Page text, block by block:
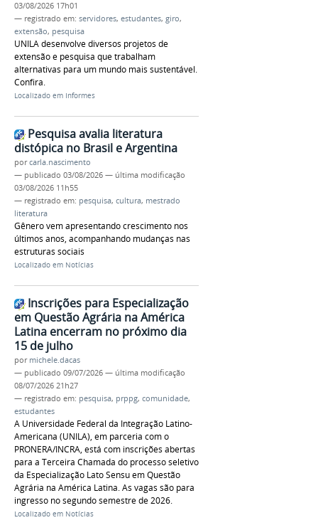
03/08/2026 17h01
— registrado em: servidores, estudantes, giro,
extensão, pesquisa
UNILA desenvolve diversos projetos de
extensão e pesquisa que trabalham
alternativas para um mundo mais sustentável.
Confira.
Localizado em Informes
Pesquisa avalia literatura
distópica no Brasil e Argentina
porcarla.nascimento
— publicado 03/08/2026 — última modificação
03/08/2026 11h55
— registrado em: pesquisa, cultura, mestrado
literatura
Gênero vem apresentando crescimento nos
últimos anos, acompanhando mudanças nas
estruturas sociais
Localizado em Notícias
Inscrições para Especialização
em Questão Agrária na América
Latina encerram no próximo dia
15 de julho
por michele.dacas
— publicado 09/07/2026 — última modificação
08/07/2026 21h27
— registrado em: pesquisa, prppg, comunidade,
estudantes
A Universidade Federal da Integração Latino-
Americana (UNILA), em parceria com o
PRONERA/INCRA, está com inscrições abertas
para a Terceira Chamada do processo seletivo
da Especialização Lato Sensu em Questão
Agrária na América Latina. As vagas são para
ingresso no segundo semestre de 2026.
Localizado em Notícias